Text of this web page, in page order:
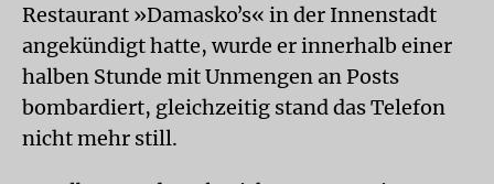
Restaurant »Damaskoʼs« in der Innenstadt
angekündigt hatte, wurde er innerhalb einer
halben Stunde mit Unmengen an Posts
bombardiert, gleichzeitig stand das Telefon
nicht mehr still.